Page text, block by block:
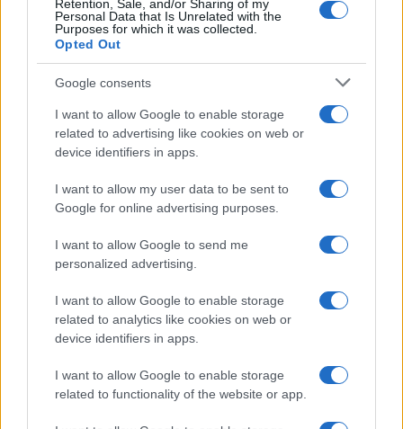
Retention, Sale, and/or Sharing of my
Personal Data that Is Unrelated with the
Purposes for which it was collected.
Opted Out
Google consents
I want to allow Google to enable storage
related to advertising like cookies on web or
device identifiers in apps.
I want to allow my user data to be sent to
Google for online advertising purposes.
I want to allow Google to send me
personalized advertising.
I want to allow Google to enable storage
related to analytics like cookies on web or
device identifiers in apps.
I want to allow Google to enable storage
related to functionality of the website or app.
Στην Κατηγορία:ΕΙΔΗΣΕΙΣ
VOUCHER ΚΟΙΝΩΝΙΚΟΣ ΤΟΥΡΙΣΜΟΣ